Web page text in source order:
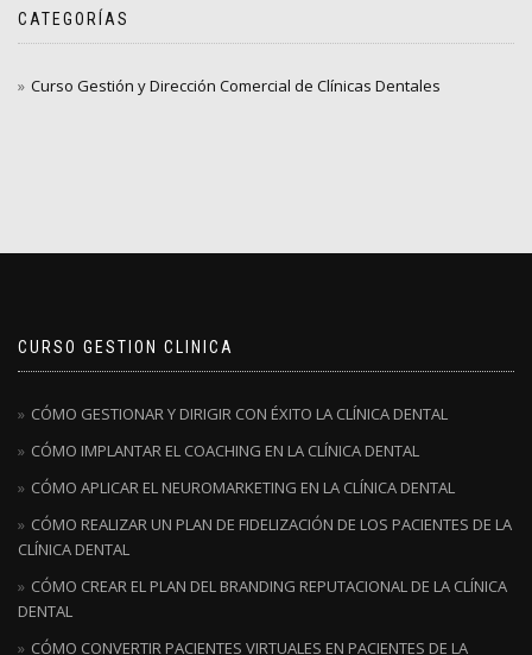
CATEGORÍAS
Curso Gestión y Dirección Comercial de Clínicas Dentales
CURSO GESTION CLINICA
CÓMO GESTIONAR Y DIRIGIR CON ÉXITO LA CLÍNICA DENTAL
CÓMO IMPLANTAR EL COACHING EN LA CLÍNICA DENTAL
CÓMO APLICAR EL NEUROMARKETING EN LA CLÍNICA DENTAL
CÓMO REALIZAR UN PLAN DE FIDELIZACIÓN DE LOS PACIENTES DE LA
CLÍNICA DENTAL
CÓMO CREAR EL PLAN DEL BRANDING REPUTACIONAL DE LA CLÍNICA
DENTAL
CÓMO CONVERTIR PACIENTES VIRTUALES EN PACIENTES DE LA